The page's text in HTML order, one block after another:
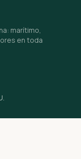
marítimo,
en toda